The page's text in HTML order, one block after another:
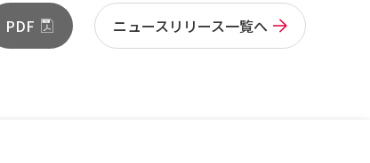
PDF ニュースリリース一覧へ